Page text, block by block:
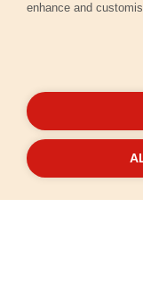
© 2026
Kapcsolat
Garancia
enhance and